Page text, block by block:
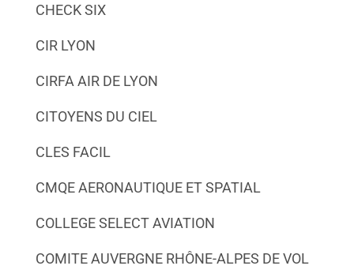
CHECK SIX
CIR LYON
CIRFA AIR DE LYON
CITOYENS DU CIEL
CLES FACIL
CMQE AERONAUTIQUE ET SPATIAL
COLLEGE SELECT AVIATION
COMITE AUVERGNE RHÔNE-ALPES DE VOL